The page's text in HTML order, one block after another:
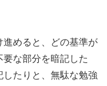
めると、どの基準が
な部分を暗記した
したりと、無駄な勉強